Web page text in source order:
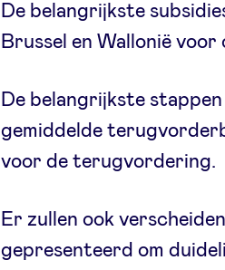
De belangrijkste
Brussel en Wallonië voor
De belangrijkste
gemiddelde
voor de terugvordering.
Er zullen ook
gepresenteerd om